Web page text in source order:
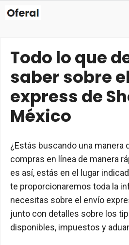
Saltar
Todo lo que
saber sobre
express de
México
¿Estás buscando una manera
compras en línea de manera
es así, estás en el lugar
te proporcionaremos toda la
necesitas sobre el envío
junto con detalles sobre los
disponibles, impuestos y